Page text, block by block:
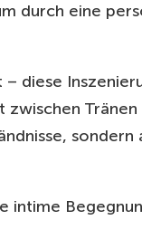
durch eine
diese
zwischen
intime